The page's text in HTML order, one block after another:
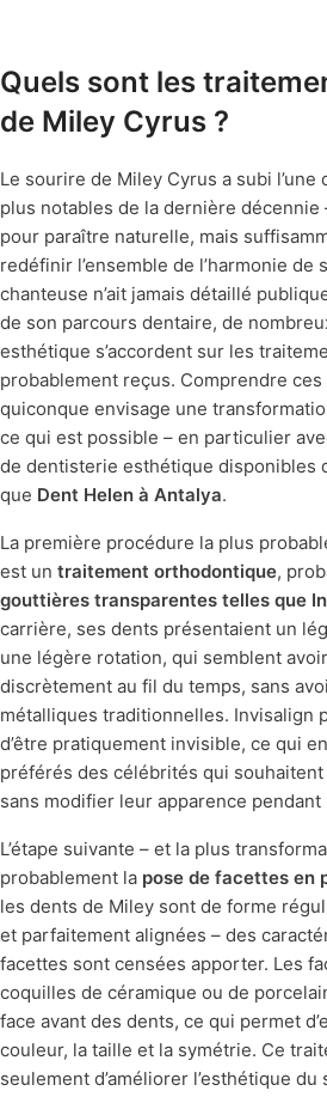
Quels sont les
de Miley Cyrus ?
Le sourire de Miley Cyrus a subi
plus notables de la dernière
pour paraître naturelle, mais
redéfinir l’ensemble de l’harmonie de
chanteuse n’ait jamais détaillé
de son parcours dentaire, de
esthétique s’accordent sur les
probablement reçus. Comprendre
quiconque envisage une
ce qui est possible – en particulier
de dentisterie esthétique disponibles
que Dent Helen à Antalya.
La première procédure la plus
est un traitement orthodontique,
gouttières transparentes telles que
carrière, ses dents présentaient un
une légère rotation, qui semblent
discrètement au fil du temps, sans
métalliques traditionnelles. Invisalign
d’être pratiquement invisible, ce qui
préférés des célébrités qui
sans modifier leur apparence
L’étape suivante – et la plus
probablement la pose de facettes en
les dents de Miley sont de forme
et parfaitement alignées – des
facettes sont censées apporter. Les
coquilles de céramique ou de
face avant des dents, ce qui permet
couleur, la taille et la symétrie. Ce
seulement d’améliorer l’esthétique